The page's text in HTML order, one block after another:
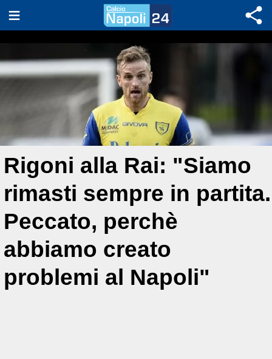
Rigoni alla Rai: "Siamo
rimasti sempre in partita.
Peccato, perchè
abbiamo creato
problemi al Napoli"